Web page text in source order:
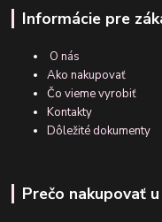
Informácie pre
O nás
Ako nakupovať
Čo vieme vyrobiť
Kontakty
Dôležité dokumenty
Prečo nakupovať